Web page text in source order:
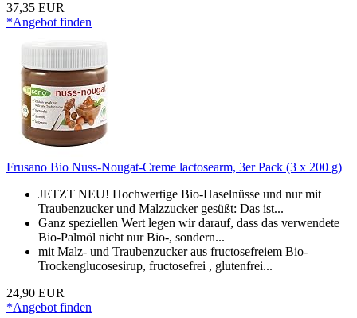
37,35 EUR
*Angebot finden
Frusano Bio Nuss-Nougat-Creme lactosearm, 3er Pack (3 x 200 g)
JETZT NEU! Hochwertige Bio-Haselnüsse und nur mit
Traubenzucker und Malzzucker gesüßt: Das ist...
Ganz speziellen Wert legen wir darauf, dass das verwendete
Bio-Palmöl nicht nur Bio-, sondern...
mit Malz- und Traubenzucker aus fructosefreiem Bio-
Trockenglucosesirup, fructosefrei , glutenfrei...
24,90 EUR
*Angebot finden